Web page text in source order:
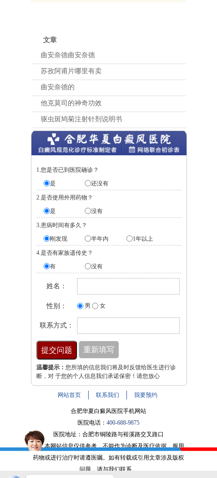
文章
曲安奈德曲安奈德
苏孜阿甫片哪里有卖
曲安奈德的
他克莫司的神奇功效
驱虫斑鸠菊注射针剂说明书
1.您是否已到医院确诊？
是
还没有
2.是否使用外用药物？
是
没有
3.患病时间有多久？
刚发现
半年内 1年以上
4.是否有家族遗传史？
有
没有
姓名：
性别： 男 女
联系方式：
温馨提示： 您所填的信息我们将及时反馈给医生进行诊
断，对 于您的个人信息我们承诺保密！请您放心
网站首页 联系我们 我要预约
合肥华夏白癜风医院手机网站
医院电话： 400-688-9875
医院地址：合肥市铜陵路与裕溪路交叉路口
注：本网站信息仅供参考，不能作为诊断及医疗依据，服用
药物或进行治疗时请遵医嘱。如有转载或引用文章涉及版权
问题，请与我们联系。